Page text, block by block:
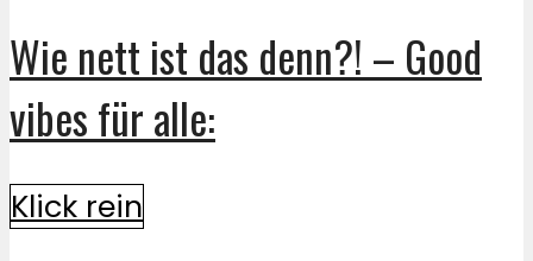
Wie nett ist das denn?! – Good
vibes für alle:
Klick rein